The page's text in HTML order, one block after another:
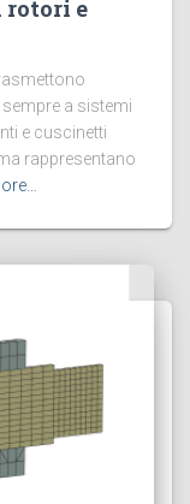
rotori e
a sistemi
e cuscinetti
rappresentano